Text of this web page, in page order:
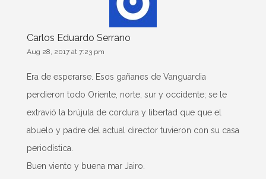
Carlos Eduardo Serrano
Aug 28, 2017 at 7:23 pm
Era de esperarse. Esos gañanes de Vanguardia
perdieron todo Oriente, norte, sur y occidente; se le
extravió la brújula de cordura y libertad que que el
abuelo y padre del actual director tuvieron con su casa
periodística.
Buen viento y buena mar Jairo.